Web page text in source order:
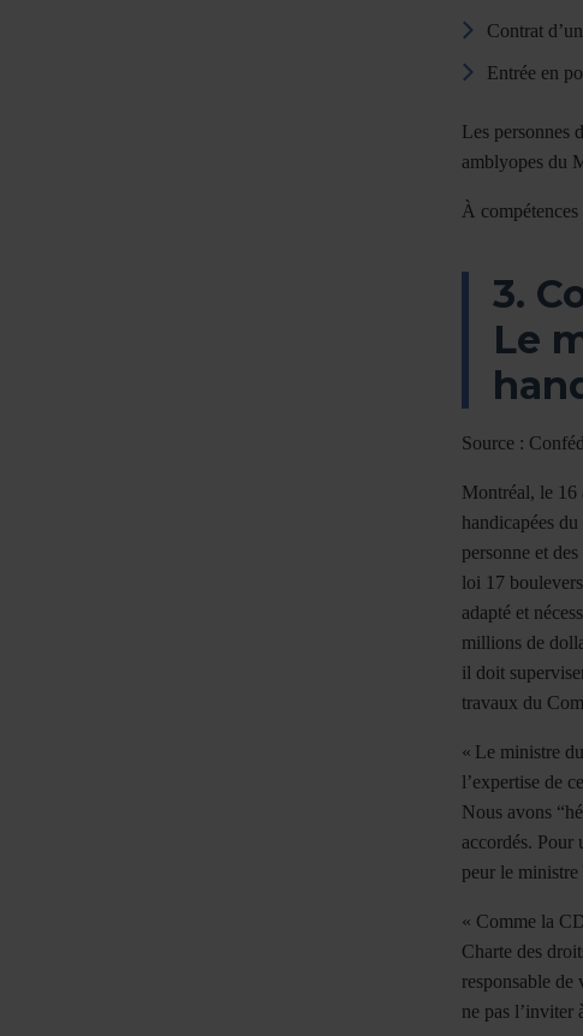
Contrat
Entrée en
Les personnes
amblyopes du
À
3.
Le
Source :
Montréal, le 16
handicapées
personne et
loi 17
adapté et
millions de
il doit
travaux du
« Le ministre
l’expertise de
Nous avons “hé
accordés. Pour
peur le ministre
« Comme la
Charte des
responsable
ne pas l’inviter